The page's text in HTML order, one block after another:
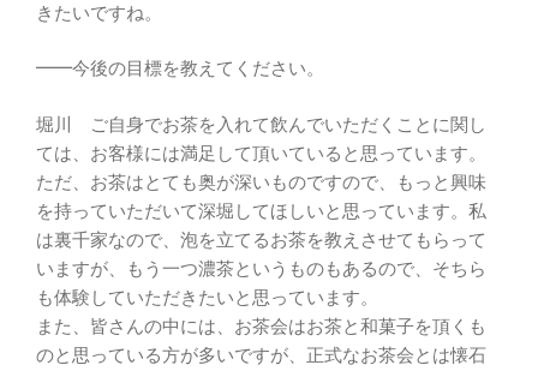
きたいですね。
━━今後の目標を教えてください。
堀川 ご自身でお茶を入れて飲んでいただくことに関し
ては、お客様には満足して頂いていると思っています。
ただ、お茶はとても奥が深いものですので、もっと興味
を持っていただいて深堀してほしいと思っています。私
は裏千家なので、泡を立てるお茶を教えさせてもらって
いますが、もう一つ濃茶というものもあるので、そちら
も体験していただきたいと思っています。
また、皆さんの中には、お茶会はお茶と和菓子を頂くも
のと思っている方が多いですが、正式なお茶会とは懐石